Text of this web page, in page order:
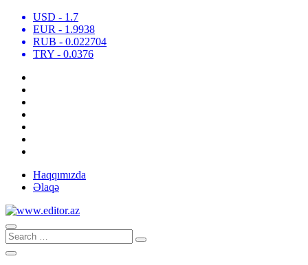
USD - 1.7
EUR - 1.9938
RUB - 0.022704
TRY - 0.0376
Haqqımızda
Əlaqə